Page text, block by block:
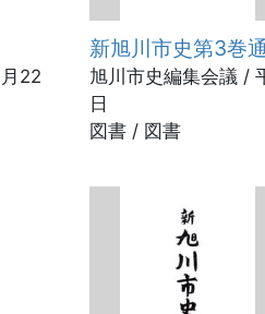
22
新旭川市史第3巻
旭川市史編集会議 /
日
図書 / 図書